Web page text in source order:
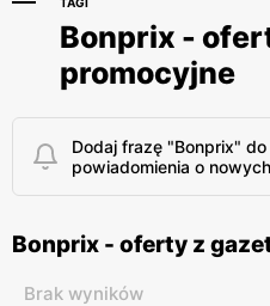
Bonprix -
promocyjne
Dodaj frazę "Bonprix"
powiadomienia o
Bonprix - oferty z
Brak wyników